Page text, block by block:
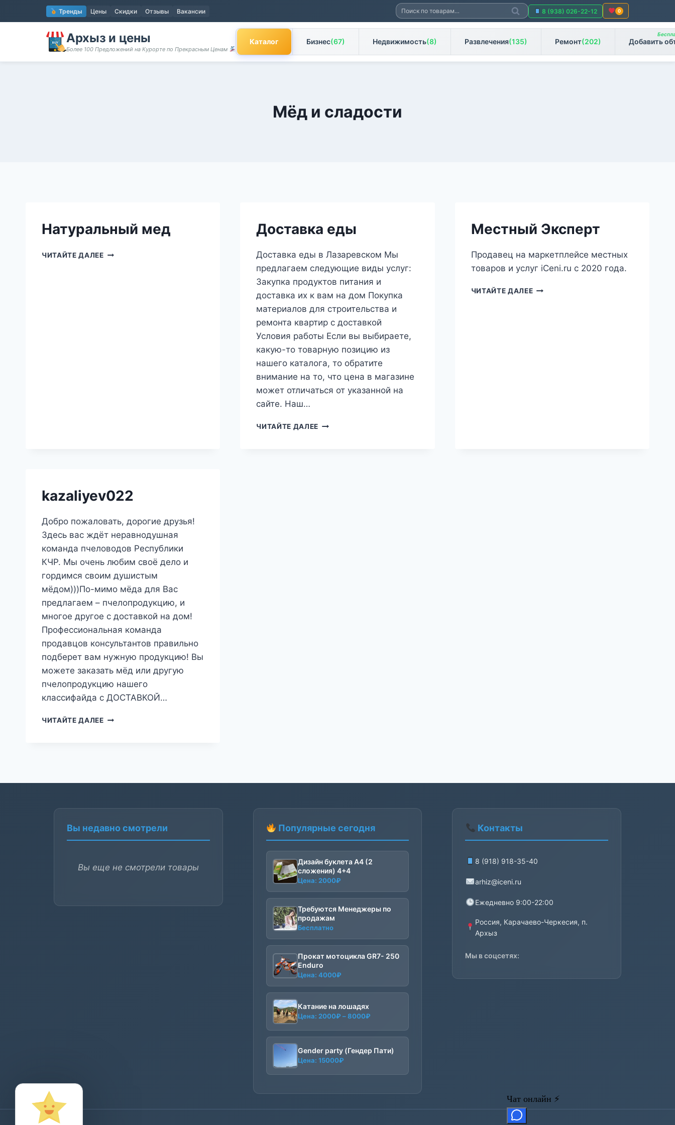
к
содержимому
Тренды Цены Скидки Отзывы Вакансии Искать:
Поиск
8 (938) 026-22-12 0
Архыз и цены
Более 100 Предложений на Курорте по Прекрасным Ценам
Каталог Бизнес(67) Недвижимость(8) Развлечения(135) Ремонт(202) Добавить
Мёд и сладости
Натуральный мед
ЧИТАЙТЕ ДАЛЕЕНАТУРАЛЬНЫЙ
Доставка еды
Доставка еды в Лазаревском Мы
предлагаем следующие виды услуг:
Закупка продуктов питания и
доставка их к вам на дом Покупка
материалов для строительства и
ремонта квартир с доставкой
Условия работы Если вы выбираете,
какую-то товарную позицию из
нашего каталога, то обратите
внимание на то, что цена в магазине
может отличаться от указанной на
сайте. Наш…
ЧИТАЙТЕ ДАЛЕЕ ДОСТАВКА
Местный Эксперт
Продавец на маркетплейсе местных
товаров и услуг iCeni.ru с 2020 года.
ЧИТАЙТЕ ДАЛЕЕМЕСТНЫЙ
kazaliyev022
Добро пожаловать, дорогие друзья!
Здесь вас ждёт неравнодушная
команда пчеловодов Республики
КЧР. Мы очень любим своё дело и
гордимся своим душистым
мёдом)))По-мимо мёда для Вас
предлагаем – пчелопродукцию, и
многое другое с доставкой на дом!
Профессиональная команда
продавцов консультантов правильно
подберет вам нужную продукцию! Вы
можете заказать мёд или другую
пчелопродукцию нашего
классифайда с ДОСТАВКОЙ…
ЧИТАЙТЕ ДАЛЕЕKAZALIYEV022
Вы недавно смотрели
Вы еще не смотрели товары
Популярные сегодня
Дизайн буклета А4 (2
сложения) 4+4
Цена: 2000₽
Требуются Менеджеры по
продажам
Бесплатно
Прокат мотоцикла GR7- 250
Enduro
Цена: 4000₽
Катание на лошадях
Цена: 2000₽ – 8000₽Диапазон
2000₽
8000₽
Gender party (Гендер Пати)
Цена: 15000₽
Контакты
8 (918) 918-35-40
arhiz@iceni.ru
Ежедневно 9:00-22:00
Россия, Карачаево-Черкесия, п.
Архыз
Мы в соцсетях: